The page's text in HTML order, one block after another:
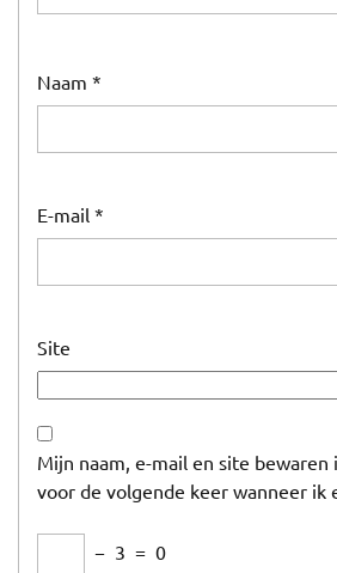
Naam *
E-mail *
Site
Mijn naam, e-mail en site bewaren
voor de volgende keer wanneer ik
− 3 = 0